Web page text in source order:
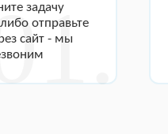
задачу
отправьте
сайт - мы